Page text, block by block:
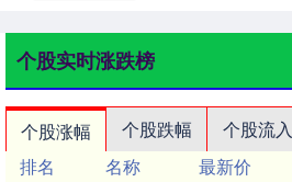
个股实时涨跌榜
个股涨幅 个股跌幅 个股流入
排名
名称 最新价